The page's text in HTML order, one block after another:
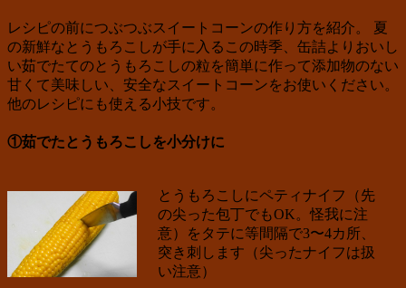
レシピの前につぶつぶスイートコーンの作り方を紹介。 夏
の新鮮なとうもろこしが手に入るこの時季、缶詰よりおいし
い茹でたてのとうもろこしの粒を簡単に作って添加物のない
甘くて美味しい、安全なスイートコーンをお使いください。
他のレシピにも使える小技です。
①茹でたとうもろこしを小分けに
とうもろこしにペティナイフ（先
の尖った包丁でもOK。怪我に注
意）をタテに等間隔で3〜4カ所、
突き刺します（尖ったナイフは扱
い注意）